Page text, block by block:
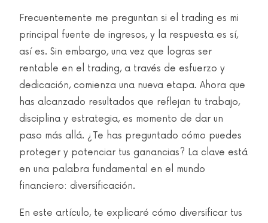
Frecuentemente me preguntan si el trading es mi
principal fuente de ingresos, y la respuesta es sí,
así es. Sin embargo, una vez que logras ser
rentable en el trading, a través de esfuerzo y
dedicación, comienza una nueva etapa. Ahora que
has alcanzado resultados que reflejan tu trabajo,
disciplina y estrategia, es momento de dar un
paso más allá. ¿Te has preguntado cómo puedes
proteger y potenciar tus ganancias? La clave está
en una palabra fundamental en el mundo
financiero: diversificación.
En este artículo, te explicaré cómo diversificar tus